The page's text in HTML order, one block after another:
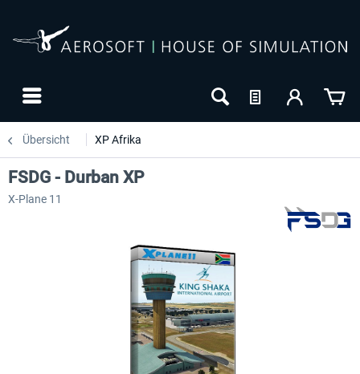
Übersicht XP Afrika
FSDG - Durban XP
X-Plane 11